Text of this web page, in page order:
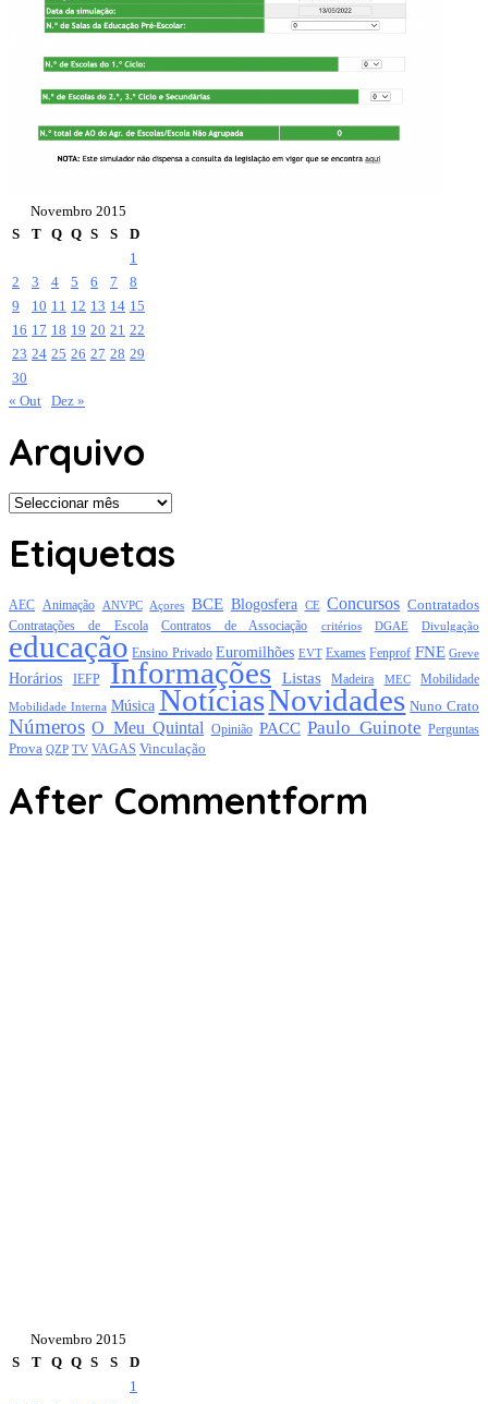
Novembro 2015
S
T Q Q S S
D
1
2
3 4 5 6 7
8
9
10 11 12 13 14 15
16 17 18 19 20 21 22
23 24 25 26 27 28 29
30
« Out Dez »
Arquivo
Arquivo
Etiquetas
AEC Animação ANVPC Açores BCE Blogosfera CE Concursos Contratados
Contratações de Escola Contratos de Associação critérios DGAE Divulgação
educação Ensino Privado Euromilhões EVT Exames Fenprof FNE Greve
Horários IEFP Informações Listas Madeira MEC Mobilidade
Mobilidade Interna Música NotíciasNovidades Nuno Crato
Números O Meu Quintal Opinião PACC Paulo Guinote Perguntas
Prova QZP TV VAGAS Vinculação
After Commentform
Novembro 2015
S
T Q Q S S
D
1